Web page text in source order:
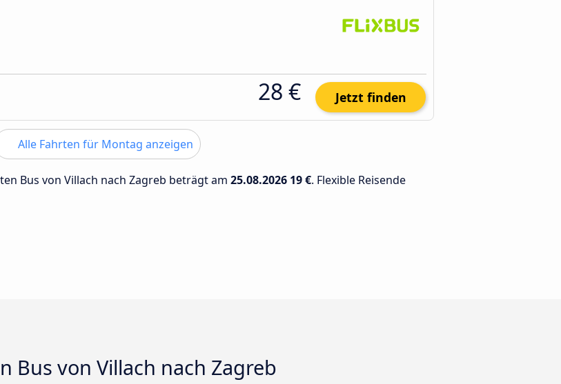
28 € Jetzt finden
Alle Fahrten für Montag anzeigen
Bus von Villach nach Zagreb beträgt am 25.08.2026 19 €. Flexible Reisende
Bus von Villach nach Zagreb